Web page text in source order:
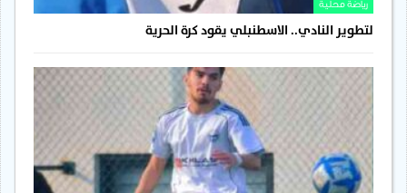
رياضة محلية
لتطوير النادي.. الاسطنبلي يقود كرة الحرية